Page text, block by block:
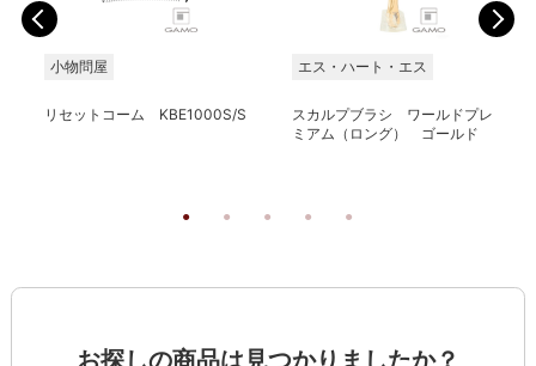
小物問屋
リセットコーム KBE1000S/S
エス・ハート・エス
スカルプブラシ ワールドプレ
ミアム（ロング） ゴールド